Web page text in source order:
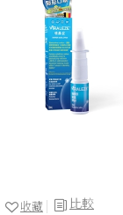
比較
收藏